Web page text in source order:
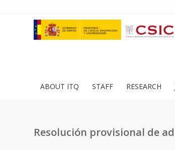
ABOUT ITQ STAFF RESEARCH
Resolución provisional de